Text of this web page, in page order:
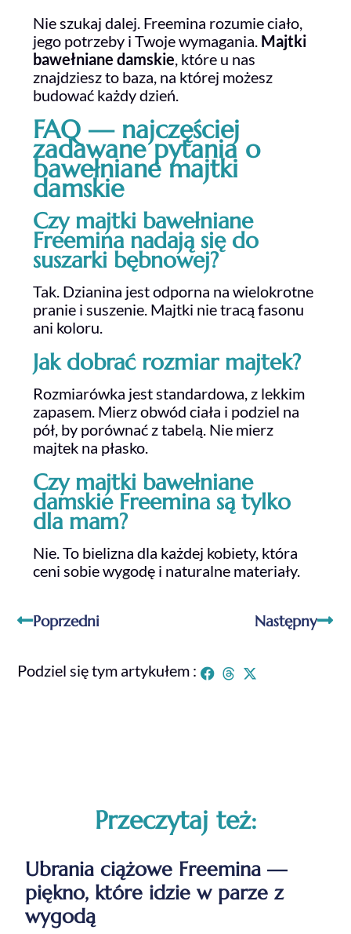
Nie szukaj dalej. Freemina rozumie ciało,
jego potrzeby i Twoje wymagania. Majtki
bawełniane damskie, które u nas
znajdziesz to baza, na której możesz
budować każdy dzień.
FAQ — najczęściej
zadawane pytania o
bawełniane majtki
damskie
Czy majtki bawełniane
Freemina nadają się do
suszarki bębnowej?
Tak. Dzianina jest odporna na wielokrotne
pranie i suszenie. Majtki nie tracą fasonu
ani koloru.
Jak dobrać rozmiar majtek?
Rozmiarówka jest standardowa, z lekkim
zapasem. Mierz obwód ciała i podziel na
pół, by porównać z tabelą. Nie mierz
majtek na płasko.
Czy majtki bawełniane
damskie Freemina są tylko
dla mam?
Nie. To bielizna dla każdej kobiety, która
ceni sobie wygodę i naturalne materiały.
Poprzedni Następny
Podziel się tym artykułem :
Przeczytaj też:
Ubrania ciążowe Freemina —
piękno, które idzie w parze z
wygodą